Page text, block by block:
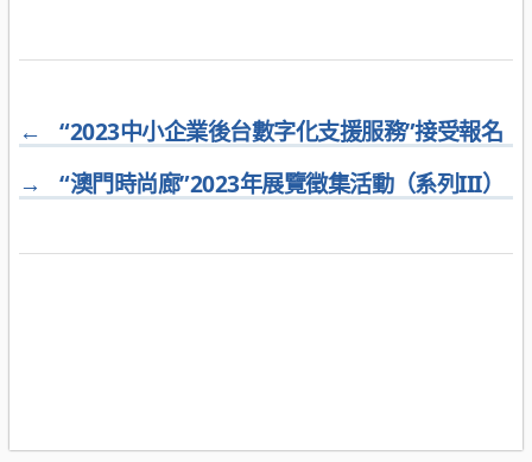
←
“2023中小企業後台數字化支援服務”接受報名
→
“澳門時尚廊”2023年展覽徵集活動（系列III）